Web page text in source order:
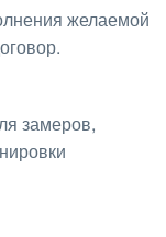
желаемой
замеров,